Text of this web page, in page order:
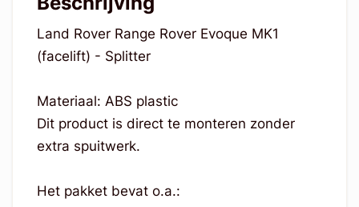
Land Rover Range Rover Evoque MK1
(facelift) - Splitter
Materiaal: ABS plastic
Dit product is direct te monteren zonder
extra spuitwerk.
Het pakket bevat o.a.: